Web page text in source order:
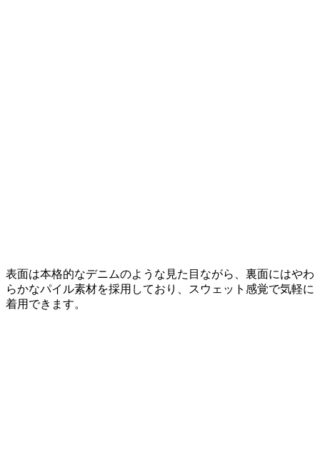
表面は本格的なデニムのような見た目ながら、裏面にはやわ
らかなパイル素材を採用しており、スウェット感覚で気軽に
着用できます。